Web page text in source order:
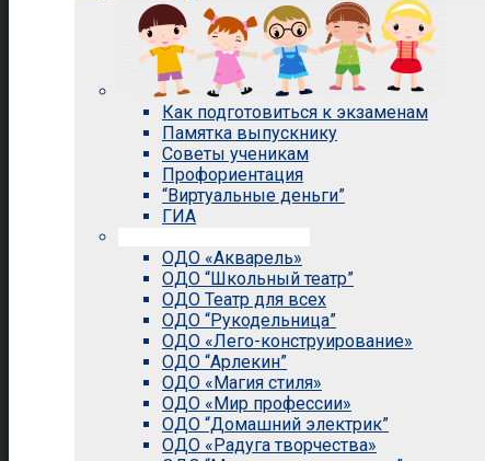
Как подготовиться к экзаменам
Памятка выпускнику
Советы ученикам
Профориентация
“Виртуальные деньги”
ГИА
ОДО «Акварель»
ОДО “Школьный театр”
ОДО Театр для всех
ОДО “Рукодельница”
ОДО «Лего-конструирование»
ОДО “Арлекин”
ОДО «Магия стиля»
ОДО «Мир профессии»
ОДО “Домашний электрик”
ОДО «Радуга творчества»